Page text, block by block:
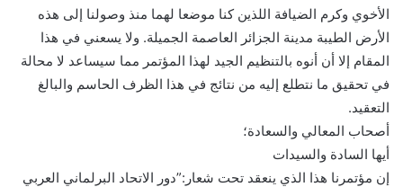
الأخوي وكرم الضيافة اللذين كنا موضعا لهما منذ وصولنا إلى هذه
الأرض الطيبة مدينة الجزائر العاصمة الجميلة. ولا يسعني في هذا
المقام إلا أن أنوه بالتنظيم الجيد لهذا المؤتمر مما سيساعد لا محالة
في تحقيق ما نتطلع إليه من نتائج في هذا الظرف الحاسم والبالغ
التعقيد.
أصحاب المعالي والسعادة؛
أيها السادة والسيدات
إن مؤتمرنا هذا الذي ينعقد تحت شعار:”دور الاتحاد البرلماني العربي